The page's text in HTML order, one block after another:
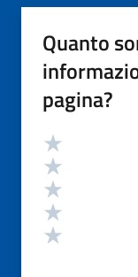
Quanto
pagina?
Valutazione